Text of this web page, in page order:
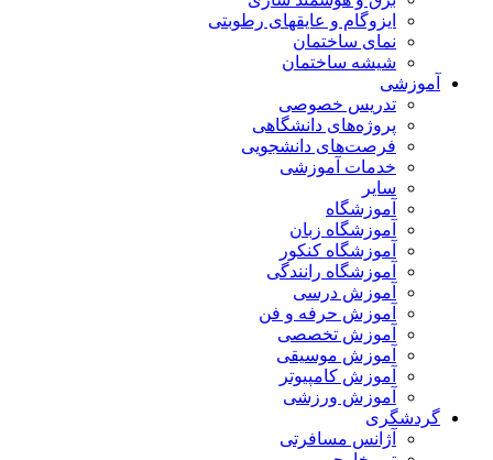
ایزوگام و عایقهای رطوبتی
نمای ساختمان
شیشه ساختمان
آموزشی
تدریس خصوصی
پروژه‌های دانشگاهی
فرصت‌های دانشجویی
خدمات آموزشی
سایر
آموزشگاه
آموزشگاه زبان
آموزشگاه کنکور
آموزشگاه رانندگی
آموزش درسی
آموزش حرفه و فن
آموزش تخصصی
آموزش موسیقی
آموزش کامپیوتر
آموزش ورزشی
گردشگری
آژانس مسافرتی